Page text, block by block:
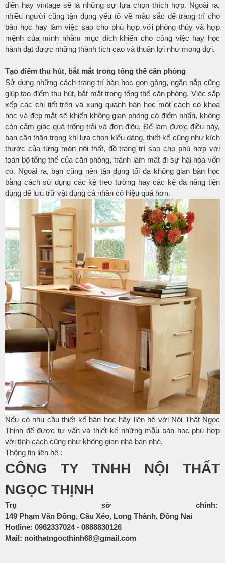
điển hay vintage sẽ là những sự lựa chọn thích hợp. Ngoài ra,
nhiều người cũng tận dụng yếu tố về màu sắc để trang trí cho
bàn học hay làm việc sao cho phù hợp với phòng thủy và hợp
mệnh của mình nhằm mục đích khiến cho công việc hay học
hành đạt được những thành tích cao và thuận lợi như mong đợi.
Tạo điểm thu hút, bắt mắt trong tổng thể căn phòng
Sử dụng những cách trang trí bàn học gọn gàng, ngăn nắp cũng
giúp tạo điểm thu hút, bắt mắt trong tổng thể căn phòng. Việc sắp
xếp các chi tiết trên và xung quanh bàn học một cách có khoa
học và đẹp mắt sẽ khiến không gian phòng có điểm nhấn, không
còn cảm giác quá trống trải và đơn điệu. Để làm được điều này,
bạn cần thận trọng khi lựa chọn kiểu dáng, thiết kế cũng như kích
thước của từng món nội thất, đồ trang trí sao cho phù hợp với
toàn bộ tổng thể của căn phòng, tránh làm mất đi sự hài hòa vốn
có. Ngoài ra, bạn cũng nên tận dụng tối đa không gian bàn học
bằng cách sử dụng các kệ treo tường hay các kệ đa năng tiện
dụng để lưu trữ vật dụng cá nhân có hiệu quả hơn.
Nếu có nhu cầu thiết kế bàn học hãy liên hệ với Nội Thất Ngọc
Thịnh để được tư vấn và thiết kế những mẫu bàn học phù hợp
với tính cách cũng như không gian nhà bạn nhé.
Thông tin liên hệ :
CÔNG TY TNHH NỘI THẤT
NGỌC THỊNH
Trụ sở chính:
149 Phạm Văn Đồng, Cầu Xéo, Long Thành, Đồng Nai
Hotline: 0962337024- 0888830126
Mail: noithatngocthinh68@gmail.com